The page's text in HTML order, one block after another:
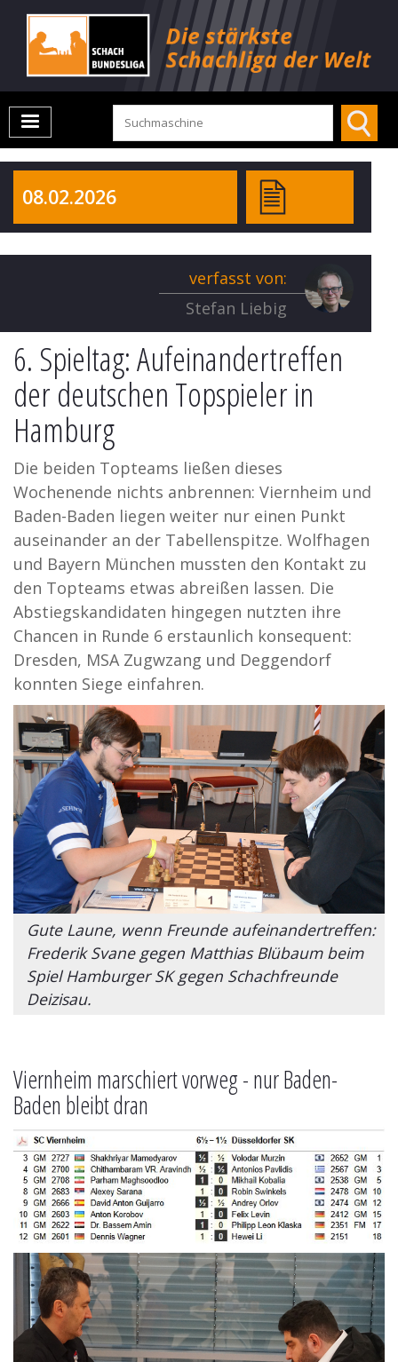
08.02.2026
verfasst von:
Stefan Liebig
6. Spieltag: Aufeinandertreffen
der deutschen Topspieler in
Hamburg
Die beiden Topteams ließen dieses
Wochenende nichts anbrennen: Viernheim und
Baden-Baden liegen weiter nur einen Punkt
auseinander an der Tabellenspitze. Wolfhagen
und Bayern München mussten den Kontakt zu
den Topteams etwas abreißen lassen. Die
Abstiegskandidaten hingegen nutzten ihre
Chancen in Runde 6 erstaunlich konsequent:
Dresden, MSA Zugwzang und Deggendorf
konnten Siege einfahren.
Gute Laune, wenn Freunde aufeinandertreffen:
Frederik Svane gegen Matthias Blübaum beim
Spiel Hamburger SK gegen Schachfreunde
Deizisau.
Viernheim marschiert vorweg - nur Baden-
Baden bleibt dran